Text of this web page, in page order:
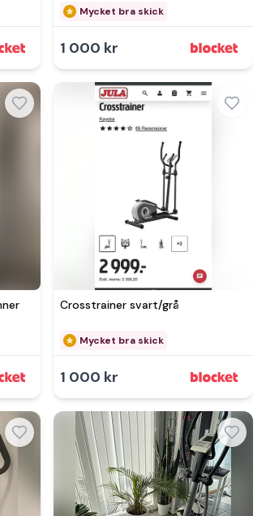
Elliptical
Mycket bra skick
1 000 kr
Crosstrainer svart/grå
Mycket bra skick
1 000 kr